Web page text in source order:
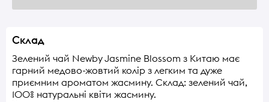
Склад
Зелений чай Newby Jasmine Blossom з Китаю має
гарний медово-жовтий колір з легким та дуже
приємним ароматом жасмину. Склад: зелений чай,
100% натуральні квіти жасмину.